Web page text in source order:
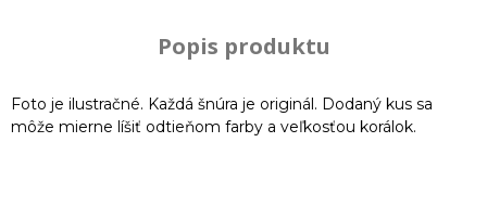
Popis produktu
Foto je ilustračné. Každá šnúra je originál. Dodaný kus sa
môže mierne líšiť odtieňom farby a veľkosťou korálok.